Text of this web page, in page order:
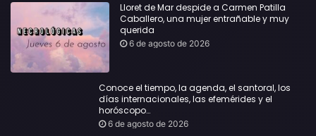
Lloret de Mar despide a Carmen Patilla
Caballero, una mujer entrañable y muy
querida
6 de agosto de 2026
Conoce el tiempo, la agenda, el santoral, los
días internacionales, las efemérides y el
horóscopo…
6 de agosto de 2026